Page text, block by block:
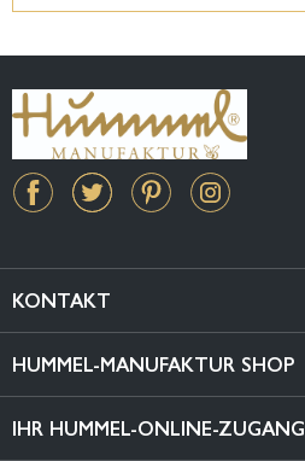
KONTAKT
HUMMEL-MANUFAKTUR SHOP
IHR HUMMEL-ONLINE-ZUGANG